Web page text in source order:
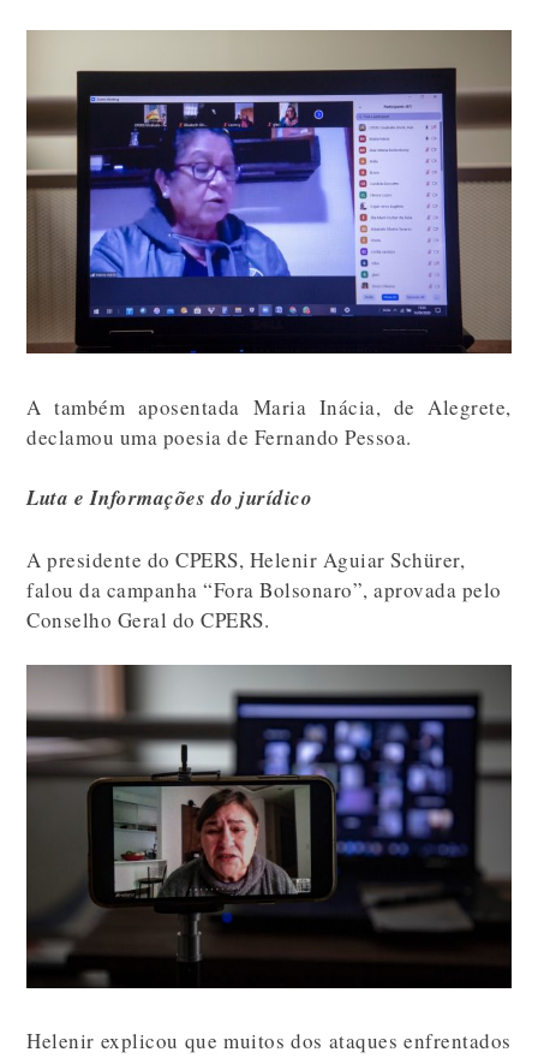
A também aposentada Maria Inácia, de Alegrete,
declamou uma poesia de Fernando Pessoa.
Luta e Informações do jurídico
A presidente do CPERS, Helenir Aguiar Schürer,
falou da campanha “Fora Bolsonaro”, aprovada pelo
Conselho Geral do CPERS.
Helenir explicou que muitos dos ataques enfrentados